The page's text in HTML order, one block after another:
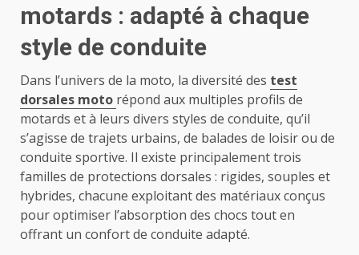
motards : adapté à chaque
style de conduite
Dans l’univers de la moto, la diversité des test
dorsales moto répond aux multiples profils de
motards et à leurs divers styles de conduite, qu’il
s’agisse de trajets urbains, de balades de loisir ou de
conduite sportive. Il existe principalement trois
familles de protections dorsales : rigides, souples et
hybrides, chacune exploitant des matériaux conçus
pour optimiser l’absorption des chocs tout en
offrant un confort de conduite adapté.